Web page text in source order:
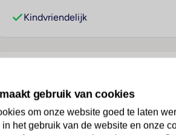
Kindvriendelijk
ibis Milano Fiera
gebruik van cookies
om onze website goed te laten
het gebruik van de website en onze